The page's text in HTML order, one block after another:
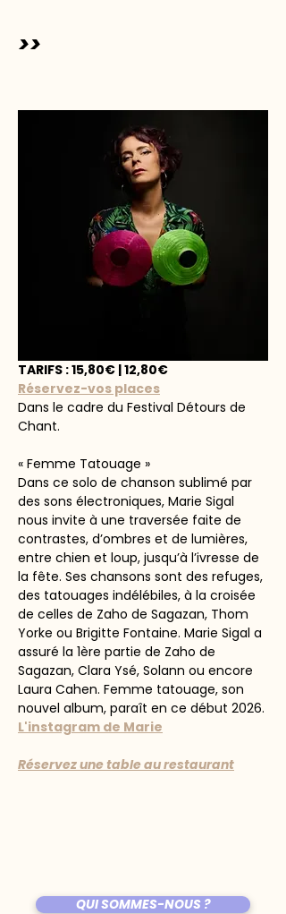
>>
TARIFS : 15,80€ | 12,80€
Réservez-vos places
Dans le cadre du Festival Détours de
Chant.
« Femme Tatouage »
Dans ce solo de chanson sublimé par
des sons électroniques, Marie Sigal
nous invite à une traversée faite de
contrastes, d’ombres et de lumières,
entre chien et loup, jusqu’à l’ivresse de
la fête. Ses chansons sont des refuges,
des tatouages indélébiles, à la croisée
de celles de Zaho de Sagazan, Thom
Yorke ou Brigitte Fontaine. Marie Sigal a
assuré la 1ère partie de Zaho de
Sagazan, Clara Ysé, Solann ou encore
Laura Cahen. Femme tatouage, son
nouvel album, paraît en ce début 2026.
L'instagram de Marie
Réservez une table au restaurant
QUI SOMMES-NOUS ?